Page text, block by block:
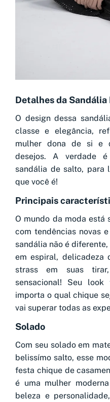
Detalhes da Sandália
O design dessa
classe e elegância,
mulher dona de si e
desejos. A verdade
sandália de salto, para
que você é!
Principais
O mundo da moda está
com tendências novas
sandália não é
em espiral,
strass em suas
sensacional! Seu
importa o qual chique
vai superar todas as
Solado
Com seu solado em
belissímo salto, esse
festa chique de
é uma mulher
beleza e